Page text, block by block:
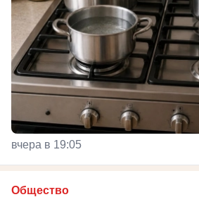
вчера в 19:05
Общество